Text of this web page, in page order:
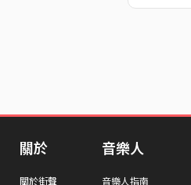
關於
關於街聲
音樂人
音樂人指南